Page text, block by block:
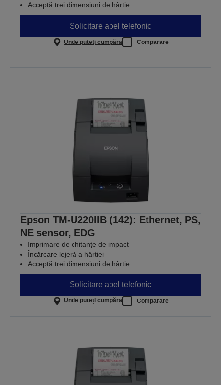
Acceptă trei dimensiuni de hârtie
Solicitare apel telefonic
Unde puteți cumpăra Comparare
Epson TM-U220IIB (142): Ethernet, PS,
NE sensor, EDG
Imprimare de chitanțe de impact
Încărcare lejeră a hârtiei
Acceptă trei dimensiuni de hârtie
Solicitare apel telefonic
Unde puteți cumpăra Comparare